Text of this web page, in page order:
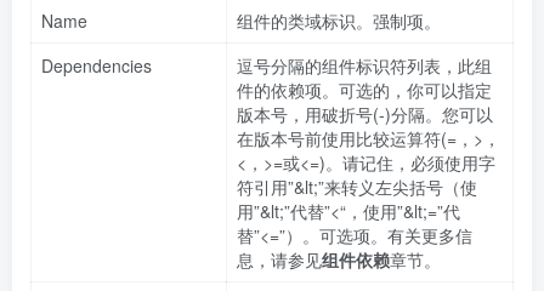
Name
组件的类域标识。强制项。
Dependencies
逗号分隔的组件标识符列表，此组
件的依赖项。可选的，你可以指定
版本号，用破折号(-)分隔。您可以
在版本号前使用比较运算符(=，>，
<，>=或<=)。请记住，必须使用字
符引用”&lt;”来转义左尖括号（使
用”&lt;”代替”<“，使用”&lt;=”代
替”<=”）。可选项。有关更多信
息，请参见组件依赖章节。